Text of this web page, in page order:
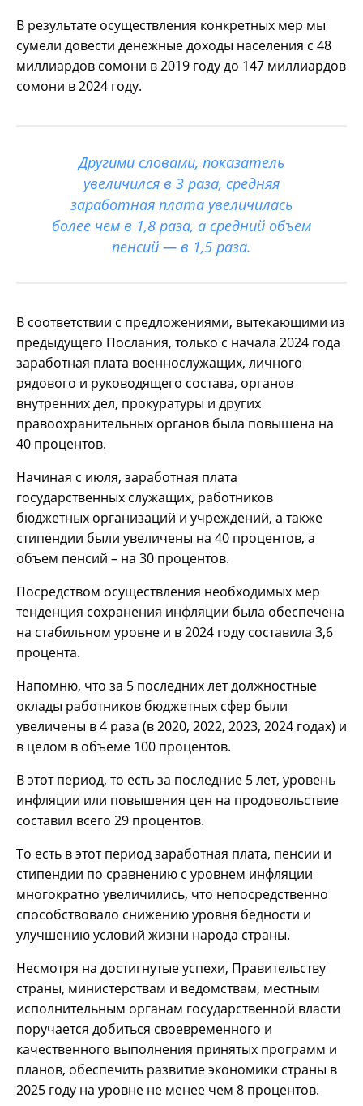
В результате осуществления конкретных мер мы
сумели довести денежные доходы населения с 48
миллиардов сомони в 2019 году до 147 миллиардов
сомони в 2024 году.
Другими словами, показатель
увеличился в 3 раза, средняя
заработная плата увеличилась
более чем в 1,8 раза, а средний объем
пенсий — в 1,5 раза.
В соответствии с предложениями, вытекающими из
предыдущего Послания, только с начала 2024 года
заработная плата военнослужащих, личного
рядового и руководящего состава, органов
внутренних дел, прокуратуры и других
правоохранительных органов была повышена на
40 процентов.
Начиная с июля, заработная плата
государственных служащих, работников
бюджетных организаций и учреждений, а также
стипендии были увеличены на 40 процентов, а
объем пенсий – на 30 процентов.
Посредством осуществления необходимых мер
тенденция сохранения инфляции была обеспечена
на стабильном уровне и в 2024 году составила 3,6
процента.
Напомню, что за 5 последних лет должностные
оклады работников бюджетных сфер были
увеличены в 4 раза (в 2020, 2022, 2023, 2024 годах) и
в целом в объеме 100 процентов.
В этот период, то есть за последние 5 лет, уровень
инфляции или повышения цен на продовольствие
составил всего 29 процентов.
То есть в этот период заработная плата, пенсии и
стипендии по сравнению с уровнем инфляции
многократно увеличились, что непосредственно
способствовало снижению уровня бедности и
улучшению условий жизни народа страны.
Несмотря на достигнутые успехи, Правительству
страны, министерствам и ведомствам, местным
исполнительным органам государственной власти
поручается добиться своевременного и
качественного выполнения принятых программ и
планов, обеспечить развитие экономики страны в
2025 году на уровне не менее чем 8 процентов.